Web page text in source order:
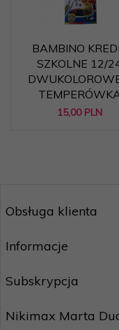
BAMBINO
SZKOLNE 12/
15,00 PLN
Obsługa klienta
Informacje
Subskrypcja
Nikimax Marta